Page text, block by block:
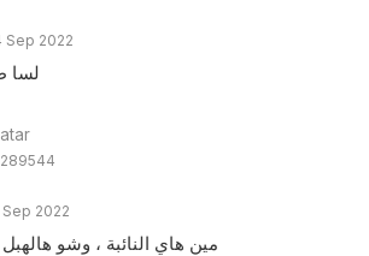
Sep 2022
لسا
Sep 2022
مين هاي النائبة ، وشو